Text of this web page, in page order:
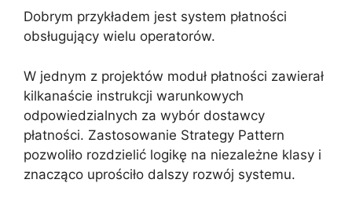
Dobrym przykładem jest system płatności
obsługujący wielu operatorów.
W jednym z projektów moduł płatności zawierał
kilkanaście instrukcji warunkowych
odpowiedzialnych za wybór dostawcy
płatności. Zastosowanie Strategy Pattern
pozwoliło rozdzielić logikę na niezależne klasy i
znacząco uprościło dalszy rozwój systemu.